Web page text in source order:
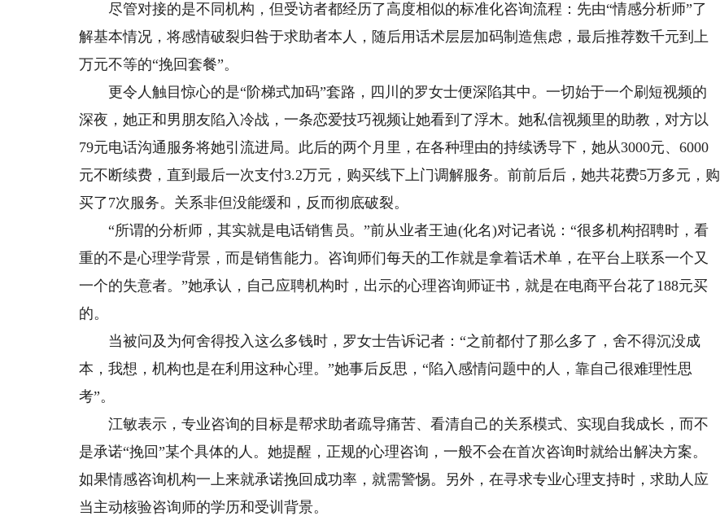
尽管对接的是不同机构，但受访者都经历了高度相似的标准化咨询流程：先由“情感分析师”了
解基本情况，将感情破裂归咎于求助者本人，随后用话术层层加码制造焦虑，最后推荐数千元到上
万元不等的“挽回套餐”。
更令人触目惊心的是“阶梯式加码”套路，四川的罗女士便深陷其中。一切始于一个刷短视频的
深夜，她正和男朋友陷入冷战，一条恋爱技巧视频让她看到了浮木。她私信视频里的助教，对方以
79元电话沟通服务将她引流进局。此后的两个月里，在各种理由的持续诱导下，她从3000元、6000
元不断续费，直到最后一次支付3.2万元，购买线下上门调解服务。前前后后，她共花费5万多元，购
买了7次服务。关系非但没能缓和，反而彻底破裂。
“所谓的分析师，其实就是电话销售员。”前从业者王迪(化名)对记者说：“很多机构招聘时，看
重的不是心理学背景，而是销售能力。咨询师们每天的工作就是拿着话术单，在平台上联系一个又
一个的失意者。”她承认，自己应聘机构时，出示的心理咨询师证书，就是在电商平台花了188元买
的。
当被问及为何舍得投入这么多钱时，罗女士告诉记者：“之前都付了那么多了，舍不得沉没成
本，我想，机构也是在利用这种心理。”她事后反思，“陷入感情问题中的人，靠自己很难理性思
考”。
江敏表示，专业咨询的目标是帮求助者疏导痛苦、看清自己的关系模式、实现自我成长，而不
是承诺“挽回”某个具体的人。她提醒，正规的心理咨询，一般不会在首次咨询时就给出解决方案。
如果情感咨询机构一上来就承诺挽回成功率，就需警惕。另外，在寻求专业心理支持时，求助人应
当主动核验咨询师的学历和受训背景。